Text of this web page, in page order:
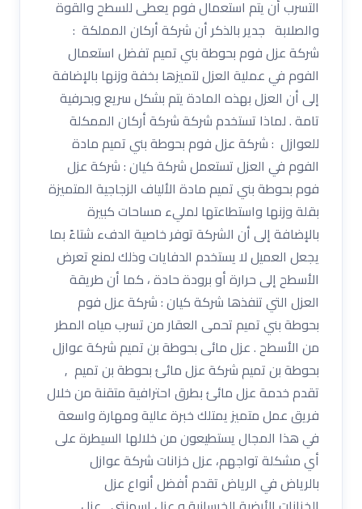
التسرب أن يتم استعمال فوم يعطى للسطح والقوة
والصلابة جدير بالذكر أن شركة أركان المملكة :
شركة عزل فوم بحوطة بني تميم تفضل استعمال
الفوم في عملية العزل لتميزها بخفة وزنها بالإضافة
إلى أن العزل بهذه المادة يتم بشكل سريع وبحرفية
تامة . لماذا تستخدم شركة شركة أركان الممكلة
للعوازل : شركة عزل فوم بحوطة بني تميم مادة
الفوم في العزل تستعمل شركة كيان : شركة عزل
فوم بحوطة بني تميم مادة الألياف الزجاجية المتميزة
بقلة وزنها واستطاعتها لمليء مساحات كبيرة
بالإضافة إلى أن الشركة توفر خاصية الدفء شتاءً بما
يجعل العميل لا يستخدم الدفايات وذلك لمنع تعرض
الأسطح إلى حرارة أو برودة حادة ، كما أن طريقة
العزل التي تنفذها شركة كيان : شركة عزل فوم
بحوطة بني تميم تحمى العقار من تسرب مياه المطر
من الأسطح . عزل مائى بحوطة بن تميم شركة عوازل
بحوطة بن تميم شركة عزل مائئ بحوطة بن تميم ,
تقدم خدمة عزل مائئ بطرق احترافية متقنة من خلال
فريق عمل متميز يمتلك خبرة عالية ومهارة واسعة
في هذا المجال يستطيعون من خلالها السيطرة على
أي مشكلة تواجهم، عزل خزانات شركة عوازل
بالرياض في الرياض تقدم أفضل أنواع عزل